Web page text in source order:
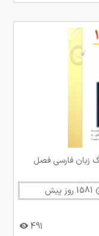
زبان فارسی فصل
491